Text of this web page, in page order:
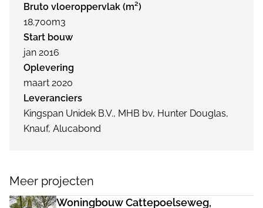
Bruto vloeroppervlak (m²)
18.700m3
Start bouw
jan 2016
Oplevering
maart 2020
Leveranciers
Kingspan Unidek B.V., MHB bv, Hunter Douglas,
Knauf, Alucabond
Meer projecten
Woningbouw Cattepoelseweg,